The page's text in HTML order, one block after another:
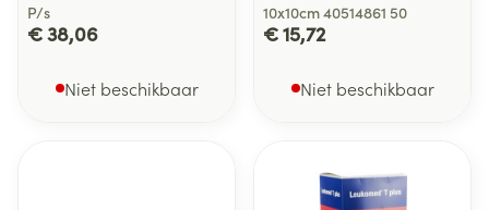
P/s
€ 38,06
Niet beschikbaar
10x10cm 40514861 50
€ 15,72
Niet beschikbaar